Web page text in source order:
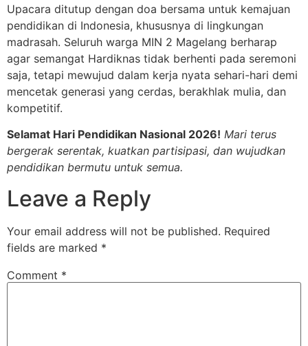
Upacara ditutup dengan doa bersama untuk kemajuan
pendidikan di Indonesia, khususnya di lingkungan
madrasah. Seluruh warga MIN 2 Magelang berharap
agar semangat Hardiknas tidak berhenti pada seremoni
saja, tetapi mewujud dalam kerja nyata sehari-hari demi
mencetak generasi yang cerdas, berakhlak mulia, dan
kompetitif.
Selamat Hari Pendidikan Nasional 2026! Mari terus
bergerak serentak, kuatkan partisipasi, dan wujudkan
pendidikan bermutu untuk semua.
Leave a Reply
Your email address will not be published. Required
fields are marked *
Comment *